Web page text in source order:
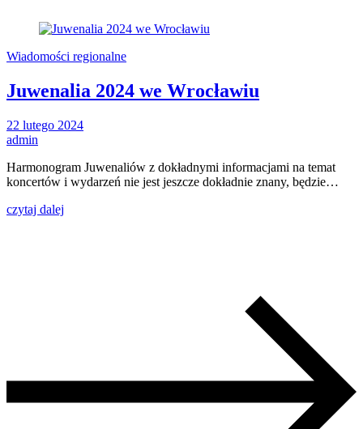
Wiadomości regionalne
Juwenalia 2024 we Wrocławiu
22 lutego 2024
admin
Harmonogram Juwenaliów z dokładnymi informacjami na temat
koncertów i wydarzeń nie jest jeszcze dokładnie znany, będzie…
czytaj dalej